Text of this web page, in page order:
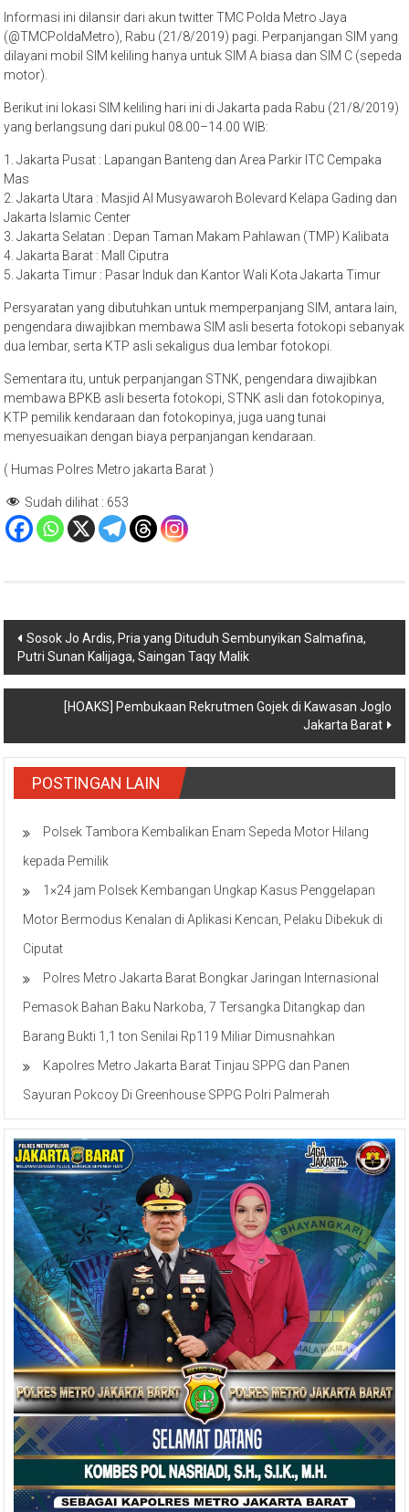
Informasi ini dilansir dari akun twitter TMC Polda Metro Jaya
(@TMCPoldaMetro), Rabu (21/8/2019) pagi. Perpanjangan SIM yang
dilayani mobil SIM keliling hanya untuk SIM A biasa dan SIM C (sepeda
motor).
Berikut ini lokasi SIM keliling hari ini di Jakarta pada Rabu (21/8/2019)
yang berlangsung dari pukul 08.00–14.00 WIB:
1. Jakarta Pusat : Lapangan Banteng dan Area Parkir ITC Cempaka
Mas
2. Jakarta Utara : Masjid Al Musyawaroh Bolevard Kelapa Gading dan
Jakarta Islamic Center
3. Jakarta Selatan : Depan Taman Makam Pahlawan (TMP) Kalibata
4. Jakarta Barat : Mall Ciputra
5. Jakarta Timur : Pasar Induk dan Kantor Wali Kota Jakarta Timur
Persyaratan yang dibutuhkan untuk memperpanjang SIM, antara lain,
pengendara diwajibkan membawa SIM asli beserta fotokopi sebanyak
dua lembar, serta KTP asli sekaligus dua lembar fotokopi.
Sementara itu, untuk perpanjangan STNK, pengendara diwajibkan
membawa BPKB asli beserta fotokopi, STNK asli dan fotokopinya,
KTP pemilik kendaraan dan fotokopinya, juga uang tunai
menyesuaikan dengan biaya perpanjangan kendaraan.
( Humas Polres Metro jakarta Barat )
Sudah dilihat : 653
Navigasi
pos
Sosok Jo Ardis, Pria yang Dituduh Sembunyikan Salmafina,
Putri Sunan Kalijaga, Saingan Taqy Malik
[HOAKS] Pembukaan Rekrutmen Gojek di Kawasan Joglo
Jakarta Barat
POSTINGAN LAIN
Polsek Tambora Kembalikan Enam Sepeda Motor Hilang
kepada Pemilik
1×24 jam Polsek Kembangan Ungkap Kasus Penggelapan
Motor Bermodus Kenalan di Aplikasi Kencan, Pelaku Dibekuk di
Ciputat
Polres Metro Jakarta Barat Bongkar Jaringan Internasional
Pemasok Bahan Baku Narkoba, 7 Tersangka Ditangkap dan
Barang Bukti 1,1 ton Senilai Rp119 Miliar Dimusnahkan
Kapolres Metro Jakarta Barat Tinjau SPPG dan Panen
Sayuran Pokcoy Di Greenhouse SPPG Polri Palmerah